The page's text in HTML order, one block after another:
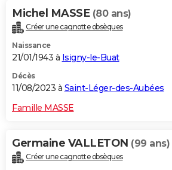
Michel MASSE (80 ans)
Créer une cagnotte obsèques
Naissance
21/01/1943 à Isigny-le-Buat
Décès
11/08/2023 à Saint-Léger-des-Aubées
Famille MASSE
Germaine VALLETON (99 ans)
Créer une cagnotte obsèques